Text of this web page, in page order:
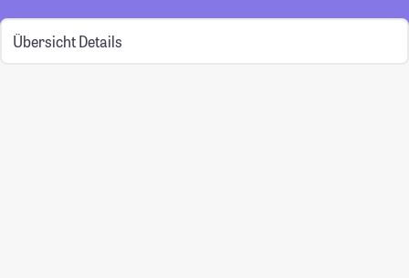
Übersicht Details